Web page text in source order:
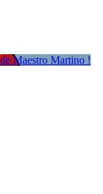
Maestro Martino !